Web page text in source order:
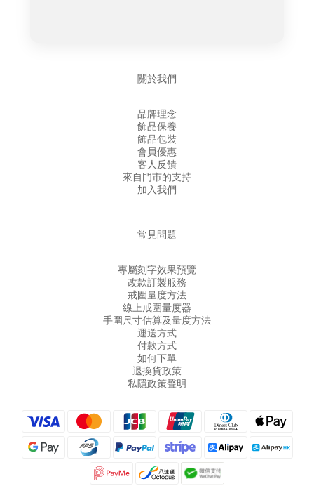
關於我們
品牌理念
飾品保養
飾品包裝
會員優惠
客人反饋
來自門市的支持
加入我們
常見問題
專屬刻字效果預覽
改款訂製服務
戒圍量度方法
線上戒圍量度器
手圍尺寸估算及量度方法
運送方式
付款方式
如何下單
退換貨政策
私隱政策聲明